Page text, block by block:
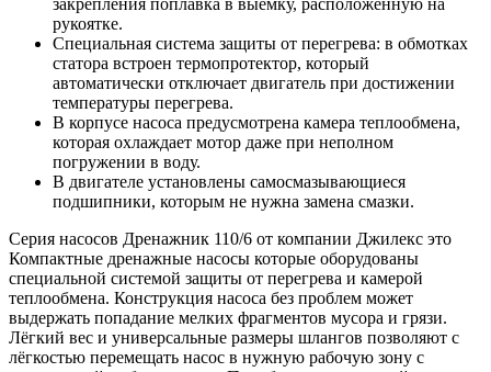
рукоятке.
Специальная система защиты от перегрева: в обмотках
статора встроен термопротектор, который
автоматически отключает двигатель при достижении
температуры перегрева.
В корпусе насоса предусмотрена камера теплообмена,
которая охлаждает мотор даже при неполном
погружении в воду.
В двигателе установлены самосмазывающиеся
подшипники, которым не нужна замена смазки.
Серия насосов Дренажник 110/6 от компании Джилекс это
Компактные дренажные насосы которые оборудованы
специальной системой защиты от перегрева и камерой
теплообмена. Конструкция насоса без проблем может
выдержать попадание мелких фрагментов мусора и грязи.
Лёгкий вес и универсальные размеры шлангов позволяют с
лёгкостью перемещать насос в нужную рабочую зону с